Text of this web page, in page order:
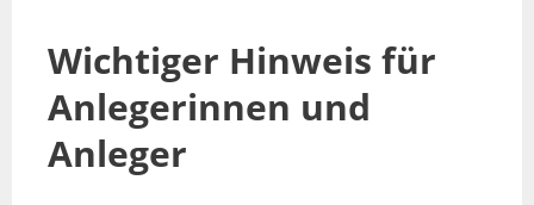
Wichtiger Hinweis für
Anlegerinnen und
Anleger